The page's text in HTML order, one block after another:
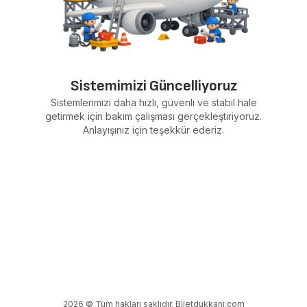
Sistemimizi Güncelliyoruz
Sistemlerimizi daha hızlı, güvenli ve stabil hale
getirmek için bakım çalışması gerçekleştiriyoruz.
Anlayışınız için teşekkür ederiz.
2026 © Tüm hakları saklıdır. Biletdukkani.com